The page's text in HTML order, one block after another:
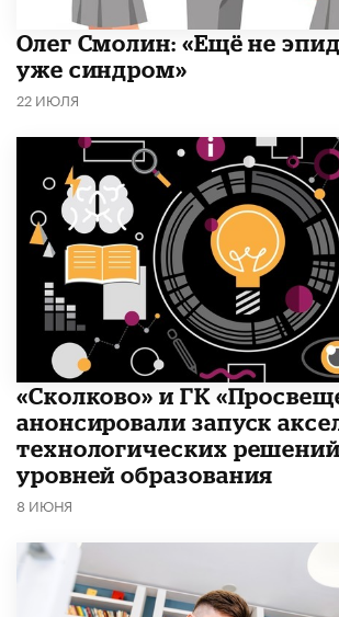
​Олег Смолин: «Ещё не
уже синдром»
22 ИЮЛЯ
«Сколково» и ГК
анонсировали запуск
технологических
уровней образования
8 ИЮНЯ